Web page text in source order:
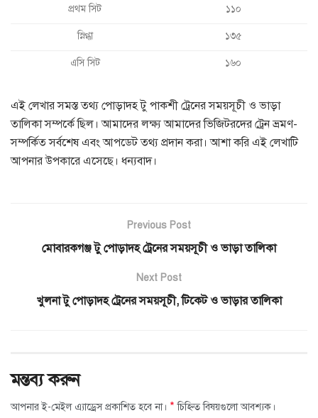
প্রথম সিট ১১০
স্নিগ্ধা ১৩৫
এসি সিট ১৬০
এই লেখার সমস্ত তথ্য পোড়াদহ টু পাকশী ট্রেনের সময়সূচী ও ভাড়া
তালিকা সম্পর্কে ছিল। আমাদের লক্ষ্য আমাদের ভিজিটরদের ট্রেন ভ্রমণ-
সম্পর্কিত সর্বশেষ এবং আপডেট তথ্য প্রদান করা। আশা করি এই লেখাটি
আপনার উপকারে এসেছে। ধন্যবাদ।
Previous Post
মোবারকগঞ্জ টু পোড়াদহ ট্রেনের সময়সূচী ও ভাড়া তালিকা
Next Post
খুলনা টু পোড়াদহ ট্রেনের সময়সূচী, টিকেট ও ভাড়ার তালিকা
মন্তব্য করুন
আপনার ই-মেইল এ্যাড্রেস প্রকাশিত হবে না। * চিহ্নিত বিষয়গুলো আবশ্যক।